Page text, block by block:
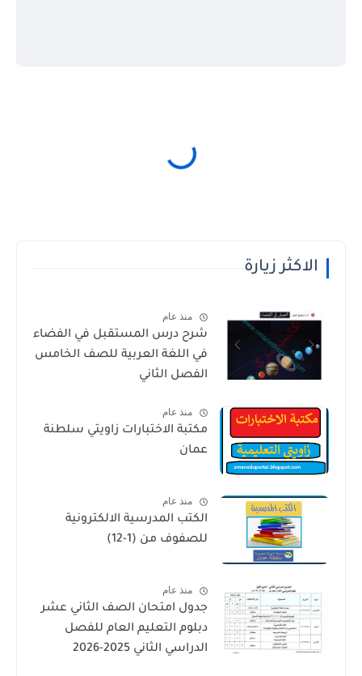
الاكثر زيارة
منذ عام
شرح درس المستقبل في الفضاء
في اللغة العربية للصف الخامس
الفصل الثاني
منذ عام
مكتبة الاختبارات زاويتي سلطنة
عمان
منذ عام
الكتب المدرسية الالكترونية
للصفوف من (1-12)
منذ عام
جدول امتحان الصف الثاني عشر
دبلوم التعليم العام للفصل
الدراسي الثاني 2025-2026